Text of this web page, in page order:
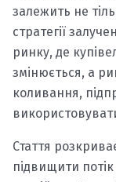
залежить не
стратегії
ринку, де
змінюється, а
коливання,
Стаття
підвищити потік